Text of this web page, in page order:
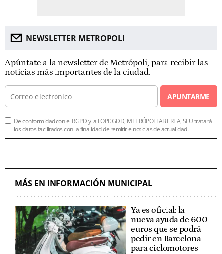
NEWSLETTER METROPOLI
Apúntate a la newsletter de Metrópoli, para recibir las
noticias más importantes de la ciudad.
APUNTARME
De conformidad con el RGPD y la LOPDGDD, METRÓPOLI ABIERTA, SLU tratará
los datos facilitados con la finalidad de remitirle noticias de actualidad.
MÁS EN INFORMACIÓN MUNICIPAL
Ya es oficial: la
nueva ayuda de 600
euros que se podrá
pedir en Barcelona
para ciclomotores